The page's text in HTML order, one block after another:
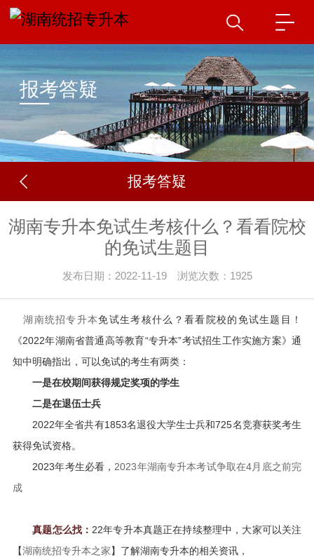
报考答疑
报考答疑
湖南专升本免试生考核什么？看看院校
的免试生题目
发布日期：2022-11-19 浏览次数：1925
湖南统招专升本免试生考核什么？看看院校的免试生题目！
《2022年湖南省普通高等教育“专升本”考试招生工作实施方案》通
知中明确指出，可以免试的考生有两类：
一是在校期间获得规定奖项的学生
二是在退伍士兵
2022年全省共有1853名退役大学生士兵和725名竞赛获奖考生
获得免试资格。
2023年考生必看， 2023年湖南专升本考试争取在4月底之前完
成
真题怎么找： 22年专升本真题正在持续整理中， 大家可以关注
【湖南统招专升本之家】了解湖南专升本的相关资讯，